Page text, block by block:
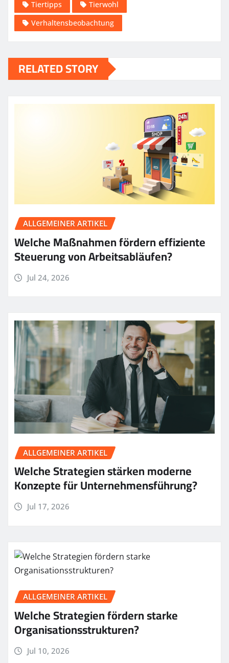
Tiertipps
Tierwohl
Verhaltensbeobachtung
RELATED STORY
ALLGEMEINER ARTIKEL
Welche Maßnahmen fördern effiziente
Steuerung von Arbeitsabläufen?
Jul 24, 2026
ALLGEMEINER ARTIKEL
Welche Strategien stärken moderne
Konzepte für Unternehmensführung?
Jul 17, 2026
ALLGEMEINER ARTIKEL
Welche Strategien fördern starke
Organisationsstrukturen?
Jul 10, 2026